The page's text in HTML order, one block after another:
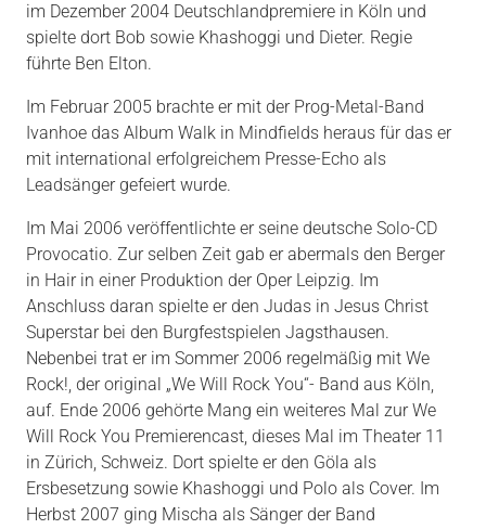
im Dezember 2004 Deutschlandpremiere in Köln und
spielte dort Bob sowie Khashoggi und Dieter. Regie
führte Ben Elton.
Im Februar 2005 brachte er mit der Prog-Metal-Band
Ivanhoe das Album Walk in Mindfields heraus für das er
mit international erfolgreichem Presse-Echo als
Leadsänger gefeiert wurde.
Im Mai 2006 veröffentlichte er seine deutsche Solo-CD
Provocatio. Zur selben Zeit gab er abermals den Berger
in Hair in einer Produktion der Oper Leipzig. Im
Anschluss daran spielte er den Judas in Jesus Christ
Superstar bei den Burgfestspielen Jagsthausen.
Nebenbei trat er im Sommer 2006 regelmäßig mit We
Rock!, der original „We Will Rock You“- Band aus Köln,
auf. Ende 2006 gehörte Mang ein weiteres Mal zur We
Will Rock You Premierencast, dieses Mal im Theater 11
in Zürich, Schweiz. Dort spielte er den Göla als
Ersbesetzung sowie Khashoggi und Polo als Cover. Im
Herbst 2007 ging Mischa als Sänger der Band